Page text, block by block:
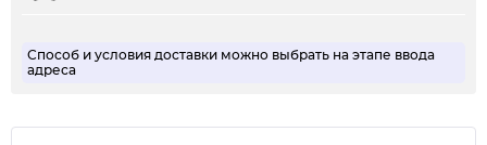
Способ и условия доставки можно выбрать на этапе ввода
адреса